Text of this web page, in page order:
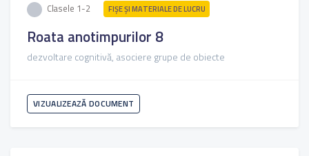
Clasele 1-2 FIŞE ŞI MATERIALE DE LUCRU
Roata anotimpurilor 8
dezvoltare cognitivă, asociere grupe de obiecte
VIZUALIZEAZĂ DOCUMENT